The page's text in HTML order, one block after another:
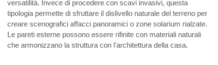
versatilità. Invece di procedere con scavi invasivi, questa
tipologia permette di sfruttare il dislivello naturale del terreno per
creare scenografici affacci panoramici o zone solarium rialzate.
Le pareti esterne possono essere rifinite con materiali naturali
che armonizzano la struttura con l'architettura della casa.